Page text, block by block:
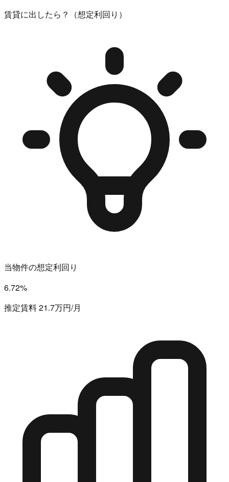
賃貸に出したら？（想定利回り）
当物件の想定利回り
6.72%
推定賃料 21.7万円/月